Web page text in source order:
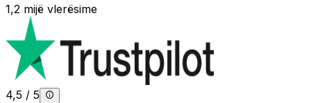
1,2 mijë vlerësime
4,5 / 5